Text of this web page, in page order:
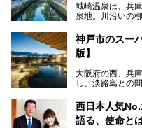
城崎温泉は、兵
泉地。川沿いの
られています。
ちょうどよい規
の観光スポット
盛り込んだ日帰
神戸市のスー
版】
大阪府の西、兵
し、淡路島との
華街をはじめ、
人気観光スポッ
そして、温泉好
西日本人気
語る、使命と